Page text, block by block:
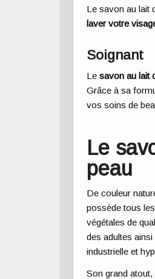
Le savon au lait
laver votre
Soignant
Lesavon au lait
Grâce à sa
vos soins de
Le
peau
De couleur
possède tous
végétales de
des adultes
industrielle et
Son grand